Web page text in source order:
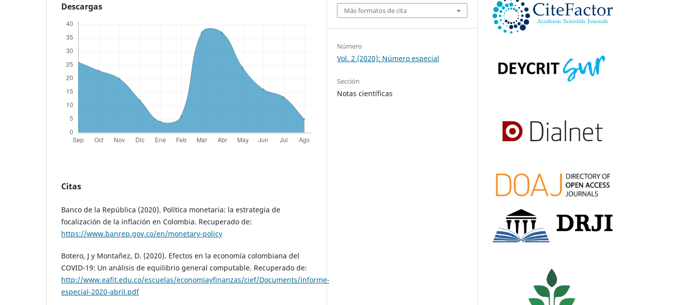
Descargas
Citas
Banco de la República (2020). Política monetaria: la estrategia de
focalización de la inflación en Colombia. Recuperado de:
https://www.banrep.gov.co/en/monetary-policy
Botero, J y Montañez, D. (2020). Efectos en la economía colombiana del
COVID-19: Un análisis de equilibrio general computable. Recuperado de:
http://www.eafit.edu.co/escuelas/economiayfinanzas/cief/Documents/informe-
especial-2020-abril.pdf
Más formatos de cita
Número
Vol. 2 (2020): Número especial
Sección
Notas científicas